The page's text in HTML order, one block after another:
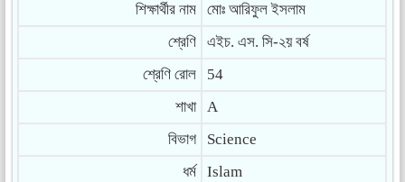
শিক্ষার্থীর নাম
মোঃ আরিফুল ইসলাম
শ্রেণি
এইচ. এস. সি-২য় বর্ষ
শ্রেণি রোল
54
শাখা
A
বিভাগ
Science
ধর্ম
Islam